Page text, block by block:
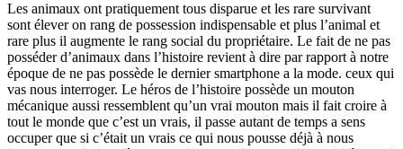
Les animaux ont pratiquement tous disparue et les rare survivant
sont élever on rang de possession indispensable et plus l’animal et
rare plus il augmente le rang social du propriétaire. Le fait de ne pas
posséder d’animaux dans l’histoire revient à dire par rapport à notre
époque de ne pas possède le dernier smartphone a la mode. ceux qui
vas nous interroger. Le héros de l’histoire possède un mouton
mécanique aussi ressemblent qu’un vrai mouton mais il fait croire à
tout le monde que c’est un vrais, il passe autant de temps a sens
occuper que si c’était un vrais ce qui nous pousse déjà à nous